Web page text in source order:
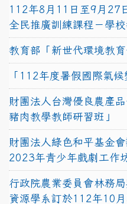
112年8月11日至9月27
全民推廣訓練課程－學
教育部「新世代環境教
「112年度暑假國際氣候
財團法人台灣優良農產
豬肉教學教師研習班」
財團法人綠色和平基金
2023年青少年戲劇工作
行政院農業委員會林務
資源學系訂於112年10